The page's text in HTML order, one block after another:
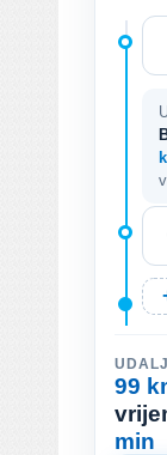
99
min